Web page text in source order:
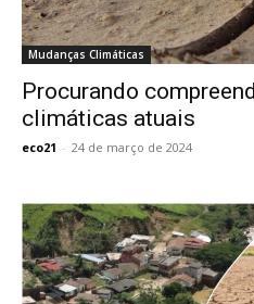
Mudanças Climáticas
Procurando
climáticas atuais
eco21 - 24 de março de 2024